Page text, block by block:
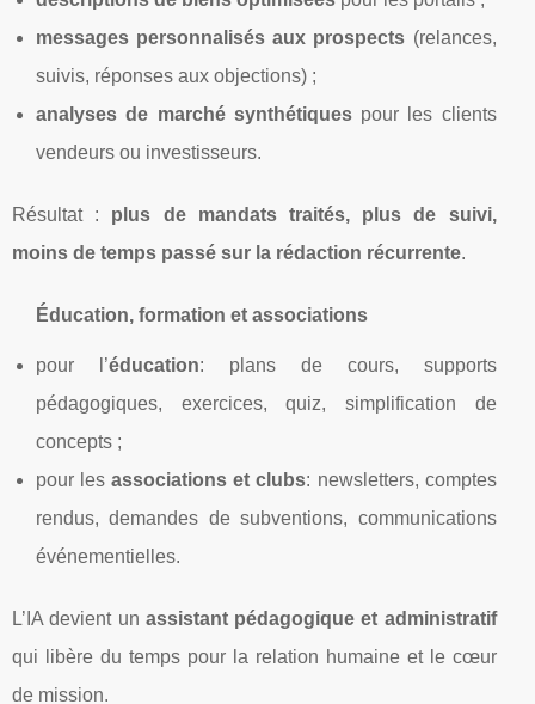
messages personnalisés aux prospects (relances,
suivis, réponses aux objections) ;
analyses de marché synthétiquespour les clients
vendeurs ou investisseurs.
Résultat : plus de mandats traités, plus de suivi,
moins de temps passé sur la rédaction récurrente.
Éducation, formation et associations
pour l’éducation: plans de cours, supports
pédagogiques, exercices, quiz, simplification de
concepts ;
pour lesassociations et clubs: newsletters, comptes
rendus, demandes de subventions, communications
événementielles.
L’IA devient un assistant pédagogique et administratif
qui libère du temps pour la relation humaine et le cœur
de mission.